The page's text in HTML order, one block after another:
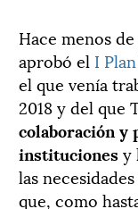
Hace menos
aprobó el I
el que venía
2018 y del que
colaboración y
institucionesy
las
que, como